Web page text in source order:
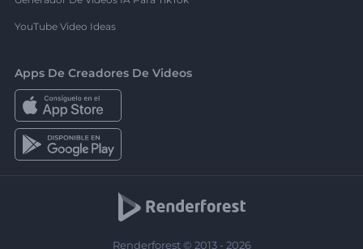
YouTube Video Ideas
Apps De Creadores De Videos
Renderforest © 2013 - 2026